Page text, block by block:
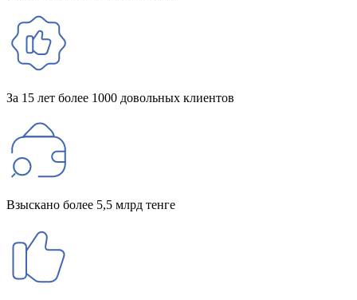
За 15 лет более 1000 довольных клиентов
Взыскано более 5,5 млрд тенге